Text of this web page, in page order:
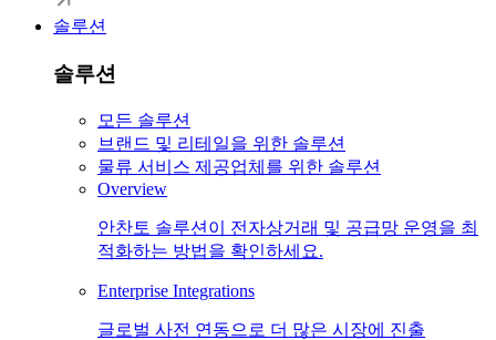
솔루션
솔루션
모든 솔루션
브랜드 및 리테일을 위한 솔루션
물류 서비스 제공업체를 위한 솔루션
Overview
안찬토 솔루션이 전자상거래 및 공급망 운영을 최
적화하는 방법을 확인하세요.
Enterprise Integrations
글로벌 사전 연동으로 더 많은 시장에 진출